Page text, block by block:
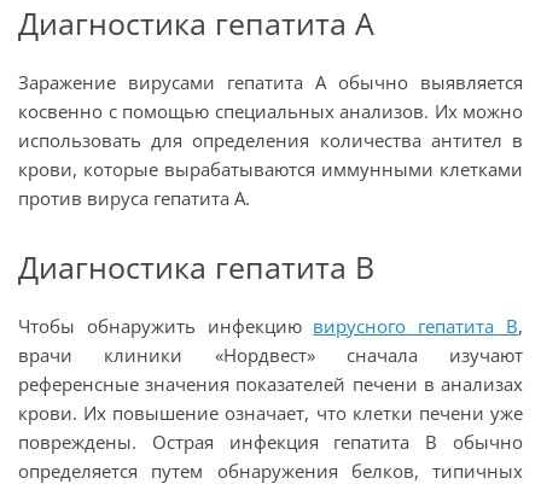
Диагностика гепатита А
Заражение вирусами гепатита А обычно выявляется
косвенно с помощью специальных анализов. Их можно
использовать для определения количества антител в
крови, которые вырабатываются иммунными клетками
против вируса гепатита А.
Диагностика гепатита В
Чтобы обнаружить инфекцию вирусного гепатита В,
врачи клиники «Нордвест» сначала изучают
референсные значения показателей печени в анализах
крови. Их повышение означает, что клетки печени уже
повреждены. Острая инфекция гепатита В обычно
определяется путем обнаружения белков, типичных